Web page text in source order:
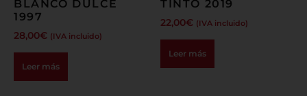
BLANCO DULCE
1997
28,00€ (IVA incluido)
Leer más
TINTO 2019
22,00€ (IVA incluido)
Leer más